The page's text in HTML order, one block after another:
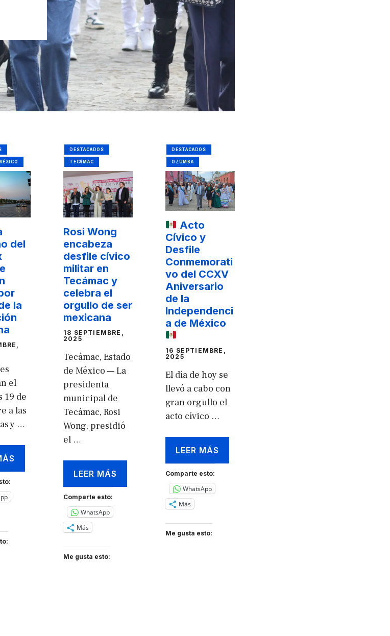
del
la
el
19 de
a las
y …
DESTACADOS
TECÁMAC
Rosi Wong
encabeza
desfile cívico
militar en
Tecámac y
celebra el
orgullo de ser
mexicana
18 SEPTIEMBRE,
2025
Tecámac, Estado
de México — La
presidenta
municipal de
Tecámac, Rosi
Wong, presidió
el …
LEER MÁS
Comparte esto:
WhatsApp
Más
Me gusta esto:
DESTACADOS
OZUMBA
Acto
Cívico y
Desfile
Conmemorati
vo del CCXV
Aniversario
de la
Independenci
a de México
16 SEPTIEMBRE,
2025
El día de hoy se
llevó a cabo con
gran orgullo el
acto cívico …
LEER MÁS
Comparte esto:
WhatsApp
Más
Me gusta esto: